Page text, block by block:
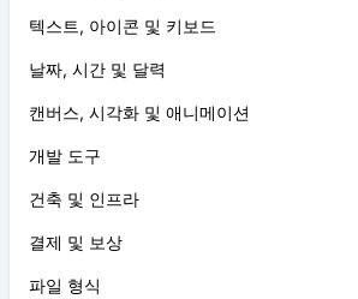
텍스트, 아이콘 및 키보드
날짜, 시간 및 달력
캔버스, 시각화 및 애니메이션
개발 도구
건축 및 인프라
결제 및 보상
파일 형식